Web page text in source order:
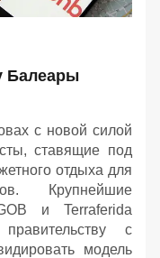
Балеары
с новой силой
ставящие под
отдыха для
Крупнейшие
и Terraferida
с
модель